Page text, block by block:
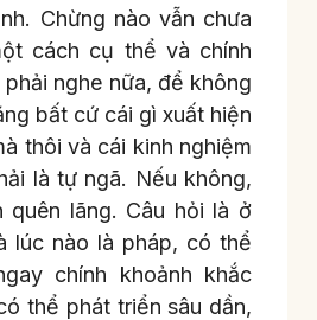
Chừng nào vẫn chưa
cách cụ thể và chính
nghe nữa, để không
bất cứ cái gì xuất hiện
thôi và cái kinh nghiệm
là tự ngã. Nếu không,
quên lãng. Câu hỏi là ở
lúc nào là pháp, có thể
chính khoảnh khắc
thể phát triển sâu dần,